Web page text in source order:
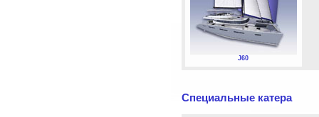
J60
Специальные катера